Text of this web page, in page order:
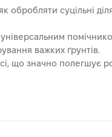
суцільні
важких ґрунтів.
що значно полегшує